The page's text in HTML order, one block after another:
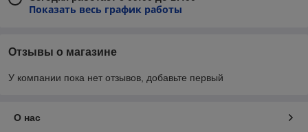
Показать весь график работы
Отзывы о магазине
У компании пока нет отзывов, добавьте первый
О нас